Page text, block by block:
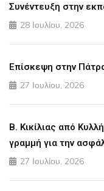
Συνέντευξη στην
28 Ιουλίου, 2026
Επίσκεψη στην
27 Ιουλίου, 2026
Β. Κικίλιας από
γραμμή για την
27 Ιουλίου, 2026